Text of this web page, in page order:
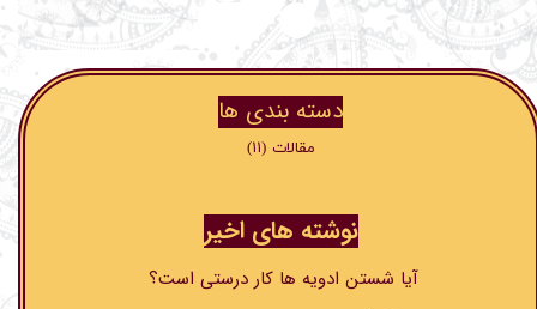
نوشته های اخیر
آیا شستن ادویه ها کار درستی است؟
دسته بندی ها​​​​​​​
مقالات (۱۱)